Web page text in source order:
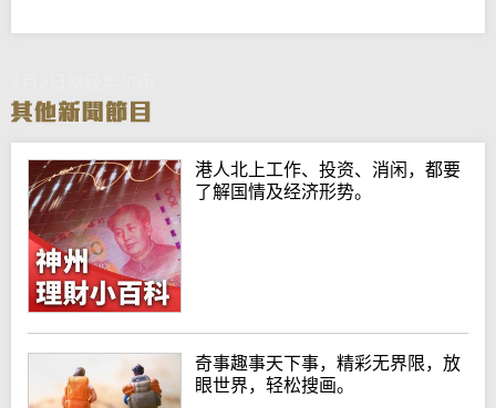
港人北上工作、投资、消闲，都要
了解国情及经济形势。
奇事趣事天下事，精彩无界限，放
眼世界，轻松搜画。